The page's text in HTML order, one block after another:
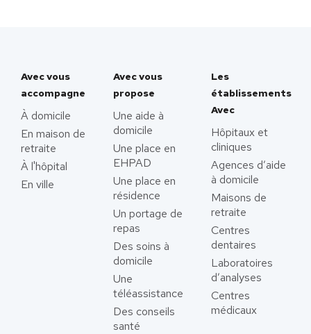
Avec vous
accompagne
À domicile
En maison de
retraite
À l'hôpital
En ville
Avec vous
propose
Une aide à
domicile
Une place en
EHPAD
Une place en
résidence
Un portage de
repas
Des soins à
domicile
Une
téléassistance
Des conseils
santé
Les
établissements
Avec
Hôpitaux et
cliniques
Agences d’aide
à domicile
Maisons de
retraite
Centres
dentaires
Laboratoires
d’analyses
Centres
médicaux